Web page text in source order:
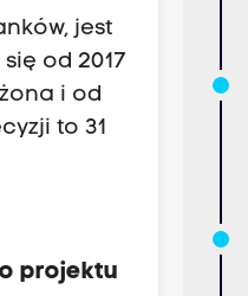
jest
od 2017
i od
to 31
projektu